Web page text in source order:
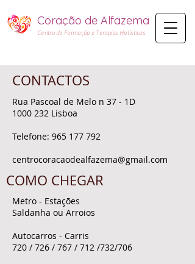
Coração de Alfazema​
Centro de Formação e Terapias Holísticas
CONTACTOS
Rua Pascoal de Melo n 37 - 1D
1000 232 Lisboa
Telefone: 965 177 792
centrocoracaodealfazema@gmail.com
COMO CHEGAR
Metro - Estações
Saldanha ou Arroios
Autocarros - Carris
720 / 726 / 767 / 712 /732/706